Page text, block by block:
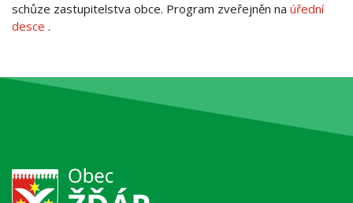
schůze zastupitelstva obce. Program zveřejněn na úřední
desce .